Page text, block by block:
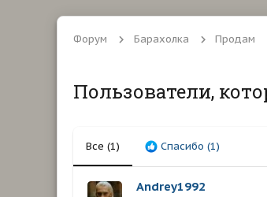
Форум Барахолка Продам
Пользователи,
Все (1) Спасибо (1)
Andrey1992